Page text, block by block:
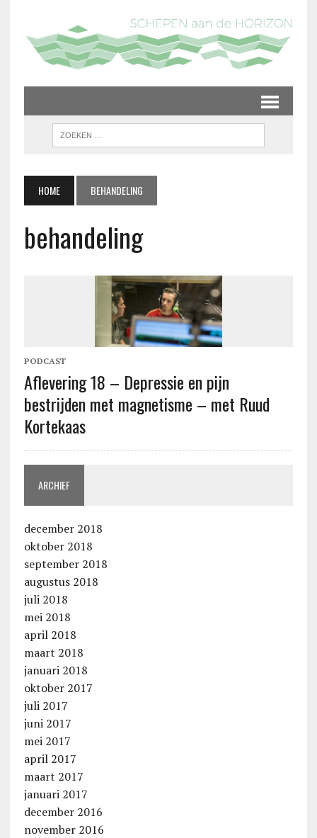
HOME BEHANDELING
behandeling
PODCAST
Aflevering 18 – Depressie en pijn
bestrijden met magnetisme – met Ruud
Kortekaas
ARCHIEF
december 2018
oktober 2018
september 2018
augustus 2018
juli 2018
mei 2018
april 2018
maart 2018
januari 2018
oktober 2017
juli 2017
juni 2017
mei 2017
april 2017
maart 2017
januari 2017
december 2016
november 2016